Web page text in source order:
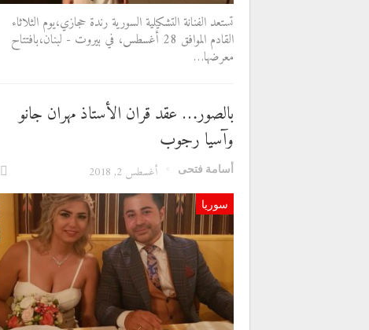
تستعد الفنانة التشكيلية السورية رندة حجازي،يوم الثلاثاء
القادم الموافق 28 أغسطس، في بيروت - لبنان،بافتتاح
معرضها…
بالصور… عقد قران الأستاذ مهران جانو
وآسيا رجوب
أسامة فتحى أغسطس 2, 2018
سوريا